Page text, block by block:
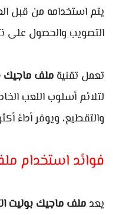
يتم استخدامه من قبل
التصويب والحصول على
تعمل تقنية ملف ماجيك
لتلائم أسلوب اللعب
والتقطيع، ويوفر أداءً
فوائد استخدام
يعد ملف ماجيك بوليت